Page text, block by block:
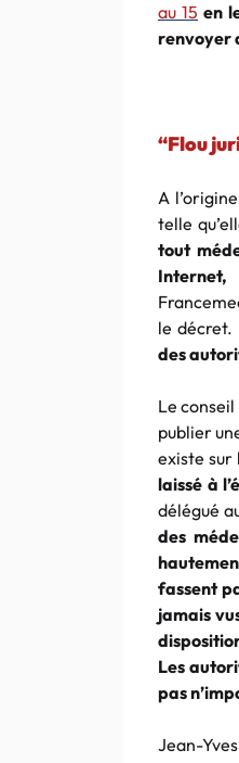
au 15 en
renvoyer
“Flou
A
telle
tout
le décret.
des
Le
publier
existe sur
laissé à
délégué
des
fassent
jamais
Les
pas
Jean-